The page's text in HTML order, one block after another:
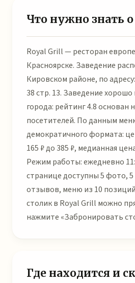
Что нужно знать
Royal Grill — ресторан
Красноярске. Заведение
Кировском районе, по
38 стр. 13. Заведение хорошо
города: рейтинг 4.8 основан
посетителей. По данным
демократичного формата:
165 ₽ до 385 ₽, медианная
Режим работы: ежедневно
странице доступны 5 фото,
отзывов, меню из 10
столик в Royal Grill можно
нажмите «Забронировать
Где находится и